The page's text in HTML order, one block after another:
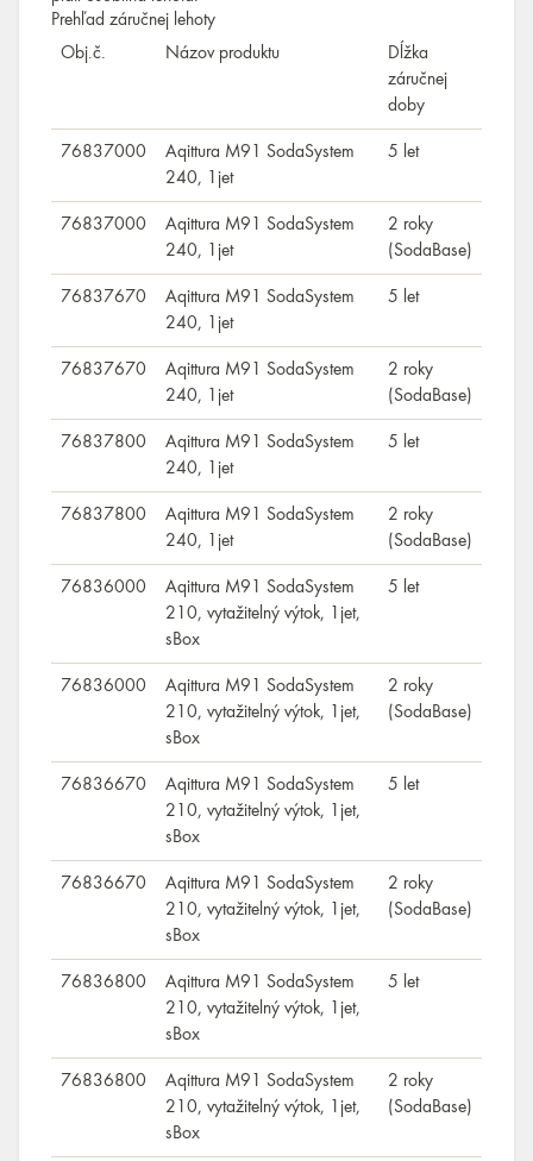
Prehľad záručnej lehoty
Obj.č.
Názov produktu
Dĺžka
záručnej
doby
76837000
Aqittura M91 SodaSystem
240, 1jet
5 let
76837000
Aqittura M91 SodaSystem
240, 1jet
2 roky
(SodaBase)
76837670
Aqittura M91 SodaSystem
240, 1jet
5 let
76837670
Aqittura M91 SodaSystem
240, 1jet
2 roky
(SodaBase)
76837800
Aqittura M91 SodaSystem
240, 1jet
5 let
76837800
Aqittura M91 SodaSystem
240, 1jet
2 roky
(SodaBase)
76836000
Aqittura M91 SodaSystem
210, vytažitelný výtok, 1jet,
sBox
5 let
76836000
Aqittura M91 SodaSystem
210, vytažitelný výtok, 1jet,
sBox
2 roky
(SodaBase)
76836670
Aqittura M91 SodaSystem
210, vytažitelný výtok, 1jet,
sBox
5 let
76836670
Aqittura M91 SodaSystem
210, vytažitelný výtok, 1jet,
sBox
2 roky
(SodaBase)
76836800
Aqittura M91 SodaSystem
210, vytažitelný výtok, 1jet,
sBox
5 let
76836800
Aqittura M91 SodaSystem
210, vytažitelný výtok, 1jet,
sBox
2 roky
(SodaBase)